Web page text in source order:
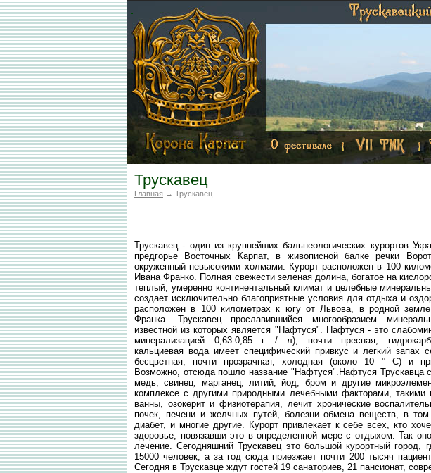
Трускавец
Главная → Трускавец
Трускавец - один из крупнейших бальнеологических курортов
предгорье Восточных Карпат, в живописной балке речки
окруженный невысокими холмами. Курорт расположен в 100
Ивана Франко. Полная свежести зеленаядолина, богатое на
теплый, умеренно континентальный климат и целебные
создает исключительно благоприятные условия для отдыха и
расположен в 100 километрах к югу от Львова, в родной
Франка. Трускавец прославившийся многообразием
известной из которых является "Нафтуся". Нафтуся - это
минерализацией 0,63-0,85 г / л), почти пресная,
кальциевая вода имеет специфический привкус и легкий запах
бесцветная, почти прозрачная, холодная (около 10 ° С) и
Возможно, отсюда пошло название "Нафтуся".Нафтуся Трускавца
медь, свинец, марганец, литий, йод, бром и другие
комплексе с другими природными лечебными факторами, такими
ванны, озокерит и физиотерапия, лечит хронические
почек, печени и желчных путей, болезни обмена веществ, в
диабет, и многие другие. Курорт привлекает к себе всех, кто
здоровье, повязавши это в определенной мере с отдыхом. Так
лечение. Сегодняшний Трускавец это большой курортный город,
15000 человек, а за год сюда приезжает почти 200 тысяч
Сегодня в Трускавце ждут гостей 19 санаториев, 21 пансионат,